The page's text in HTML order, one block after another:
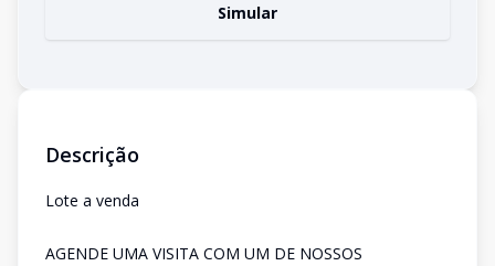
Simular
Descrição
Lote a venda
AGENDE UMA VISITA COM UM DE NOSSOS